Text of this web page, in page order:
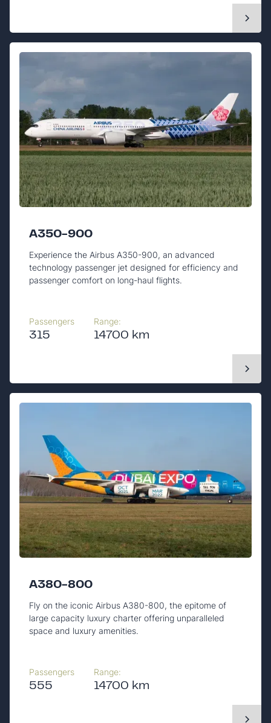
A350-900
Experience the Airbus A350-900, an advanced
technology passenger jet designed for efficiency and
passenger comfort on long-haul flights.
Passengers
315
Range:
14700 km
A380-800
Fly on the iconic Airbus A380-800, the epitome of
large capacity luxury charter offering unparalleled
space and luxury amenities.
Passengers
555
Range:
14700 km